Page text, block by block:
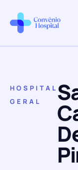
HOSPITAL
GERAL